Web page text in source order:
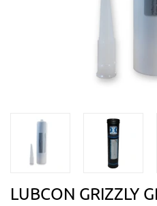
LUBCON GRIZZLY